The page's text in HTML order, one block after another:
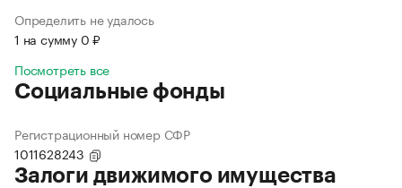
Определить не удалось
1 на сумму 0 ₽
Посмотреть все
Социальные фонды
Регистрационный номер СФР
1011628243
Залоги движимого имущества